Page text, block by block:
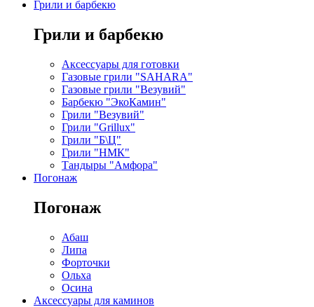
Грили и барбекю
Грили и барбекю
Аксессуары для готовки
Газовые грили "SAHARA"
Газовые грили "Везувий"
Барбекю "ЭкоКамин"
Грили "Везувий"
Грили "Grillux"
Грили "Б\Ц"
Грили "НМК"
Тандыры "Амфора"
Погонаж
Погонаж
Абаш
Липа
Форточки
Ольха
Осина
Аксессуары для каминов